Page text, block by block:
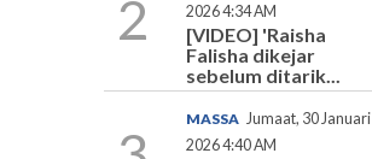
2
2026 4:34 AM
[VIDEO] 'Raisha
Falisha dikejar
sebelum ditarik...
MASSA Jumaat, 30 Januari
2026 4:40 AM